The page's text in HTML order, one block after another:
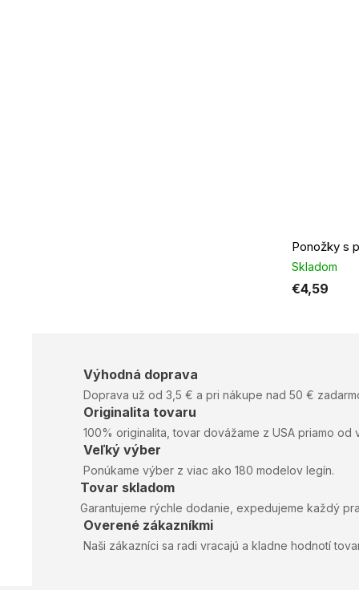
Skladom
€4,59
Výhodná doprava
Doprava už od 3,5 € a pri nákupe nad 50 €
Originalita tovaru
100% originalita, tovar dovážame z USA priamo od
Veľký výber
Ponúkame výber z viac ako 180 modelov legín.
Tovar skladom
Garantujeme rýchle dodanie, expedujeme každý
Overené zákazníkmi
Naši zákazníci sa radi vracajú a kladne hodnotí